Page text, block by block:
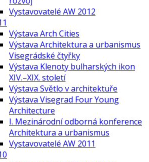
Vystavovatelé AW 2012
Výstava Arch Cities
Výstava Architektura a urbanismus
Visegrádské čtyřky
Výstava Klenoty bulharských ikon
XIV.–XIX. století
Výstava Světlo v architektuře
Výstava Visegrad Four Young
Architecture
I. Mezinárodní odborná konference
Architektura a urbanismus
Vystavovatelé AW 2011